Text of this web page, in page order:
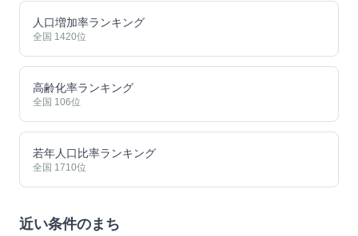
人口増加率ランキング
全国 1420位
高齢化率ランキング
全国 106位
若年人口比率ランキング
全国 1710位
近い条件のまち